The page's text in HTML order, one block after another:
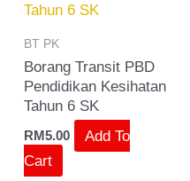
BT PK
Borang Transit PBD
Pendidikan Kesihatan
Tahun 6 SK
RM5.00
Add To
Cart